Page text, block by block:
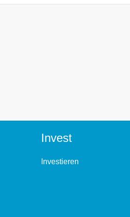
Invest
Investieren